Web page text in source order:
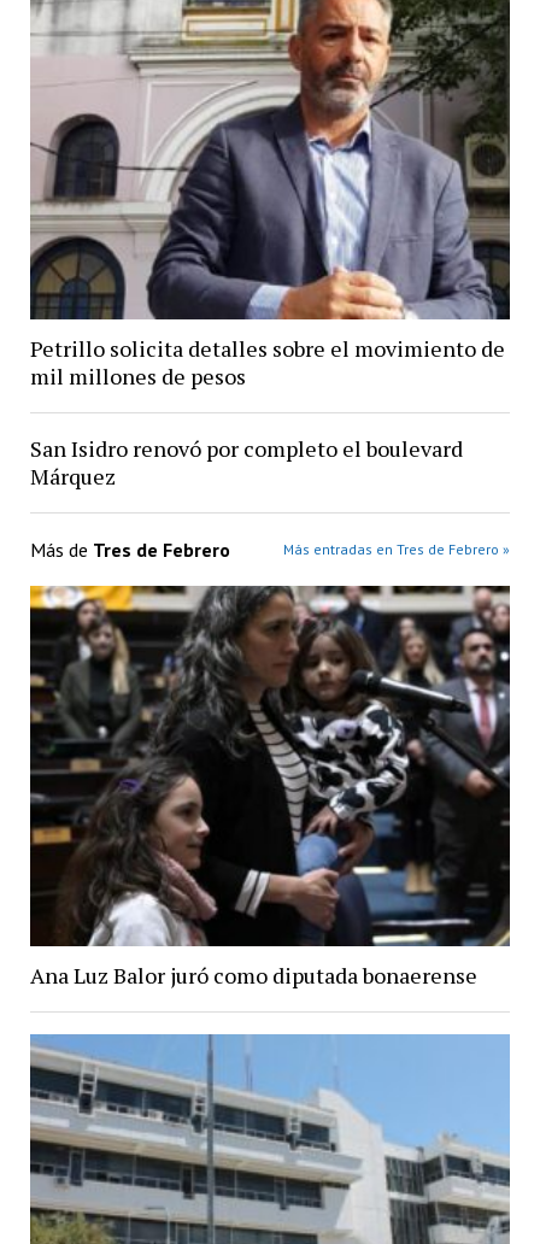
Petrillo solicita detalles sobre el movimiento de
mil millones de pesos
San Isidro renovó por completo el boulevard
Márquez
Más de Tres de Febrero Más entradas en Tres de Febrero »
Ana Luz Balor juró como diputada bonaerense